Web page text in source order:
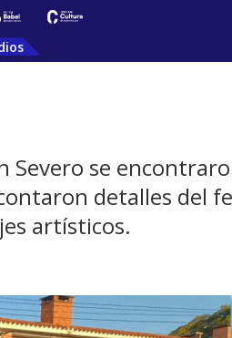
Severo se
detalles del
artísticos.